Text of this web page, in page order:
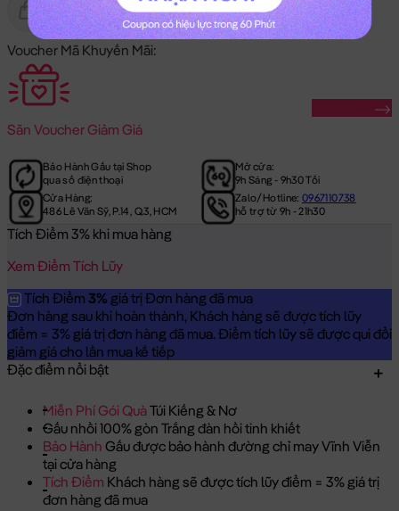
Gửi Tặng Hết Hàng
Voucher Mã Khuyến Mãi:
Săn Voucher Giảm Giá
Bảo Hành Gấu tại Shop
qua số điện thoại
Mở cửa:
9h Sáng - 9h30 Tối
Cửa Hàng:
486 Lê Văn Sỹ, P.14, Q.3, HCM
Zalo/Hotline:0967110738
hỗ trợ từ 9h - 21h30
Tích Điểm 3% khi mua hàng
Xem Điểm Tích Lũy
Tích Điểm 3% giá trị Đơn hàng đã mua
Đơn hàng sau khi hoàn thành, Khách hàng sẽ được tích lũy
điểm = 3% giá trị đơn hàng đã mua. Điểm tích lũy sẽ được qui đổi
giảm giá cho lần mua kế tiếp
Đặc điểm nổi bật
Miễn Phí Gói QuàTúi Kiếng & Nơ
Gấu nhồi 100% gòn Trắng đàn hồi tinh khiết
Bảo Hành Gấu được bảo hành đường chỉ may Vĩnh Viễn
tại cửa hàng
Tích Điểm Khách hàng sẽ được tích lũy điểm = 3% giá trị
đơn hàng đã mua